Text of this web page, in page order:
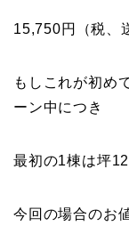
15,750円（税、
もしこれが初め
ーン中につき
最初の1棟は坪
今回の場合のお